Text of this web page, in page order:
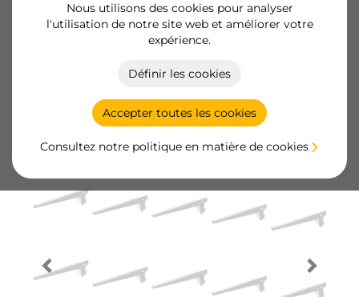
Nous utilisons des cookies pour analyser
l'utilisation de notre site web et améliorer votre
expérience.
Définir les cookies
Accepter toutes les cookies
Consultez notre politique en matière de cookies
Devenir client